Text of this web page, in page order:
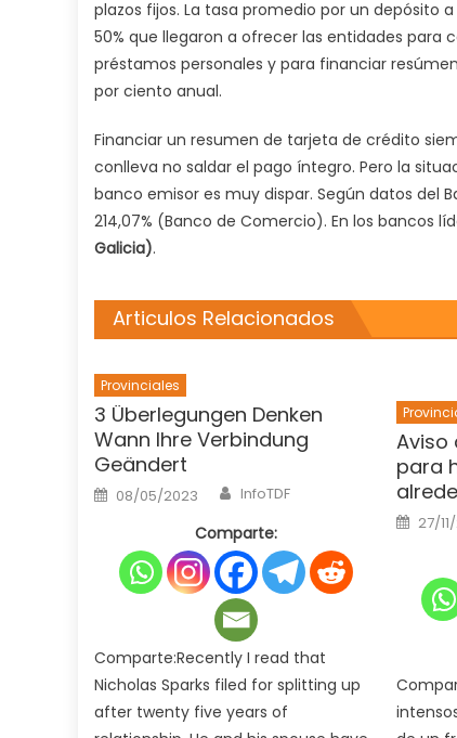
plazos fijos. La tasa promedio por un depósito
50% que llegaron a ofrecer las entidades para
préstamos personales y para financiar
por ciento anual.
Financiar un resumen de tarjeta de crédito
conlleva no saldar el pago íntegro. Pero la
banco emisor es muy dispar. Según datos del
214,07% (Banco de Comercio). En los bancos
Galicia).
Articulos Relacionados
Provinciales
3 Überlegungen Denken
Wann Ihre Verbindung
Geändert
Posted
on
08/05/2023 Author
InfoTDF
Comparte:
Comparte:Recently I read that
Nicholas Sparks filed for splitting up
after twenty five years of
Aviso
para
on
27/